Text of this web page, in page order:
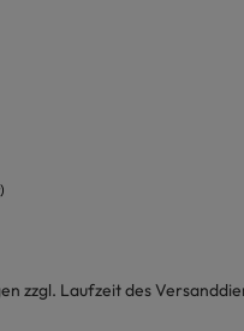
zzgl. Laufzeit des